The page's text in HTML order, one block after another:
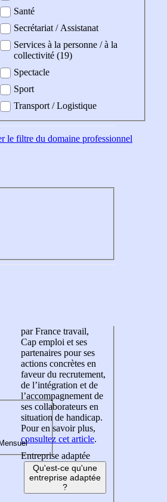
Santé
Secrétariat / Assistanat
Services à la personne / à la
collectivité (19)
Spectacle
Sport
Transport / Logistique
le filtre du domaine professionnel
par France travail,
Cap emploi et ses
partenaires pour ses
actions concrètes en
faveur du recrutement,
de l’intégration et de
l’accompagnement de
ses collaborateurs en
situation de handicap.
Pour en savoir plus,
consultez cet article.
Entreprise adaptée
Qu'est-ce qu'une
entreprise adaptée
?